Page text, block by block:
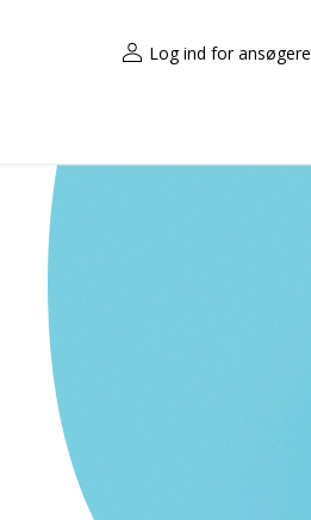
Log ind for ansøgere